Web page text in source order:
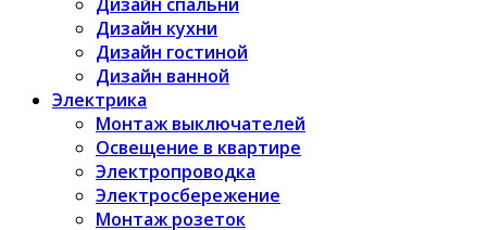
Дизайн кухни
Дизайн гостиной
Дизайн ванной
Электрика
Монтаж выключателей
Освещение в квартире
Электропроводка
Электросбережение
Монтаж розеток